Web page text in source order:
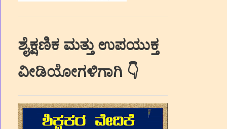
ಶೈಕ್ಷಣಿಕ ಮತ್ತು ಉಪಯುಕ್ತ
ವೀಡಿಯೋಗಳಿಗಾಗಿ 👇